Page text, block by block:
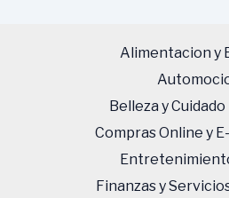
Alimentacion y
Belleza y
Compras Online y
Finanzas y